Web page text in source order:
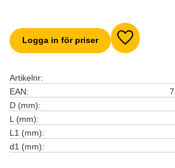
Logga in för priser Lägg till i
Artikelnr
EAN
D (mm)
L (mm)
L1 (mm)
d1 (mm)